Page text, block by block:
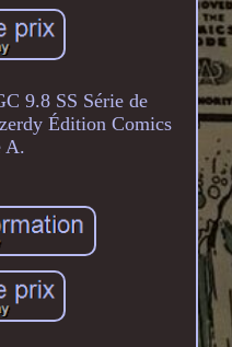
9.8 SS Série de
Édition Comics
A.